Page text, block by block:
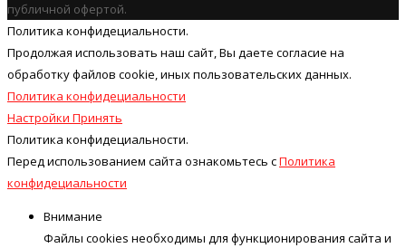
публичной офертой.
Политика конфидециальности.
Продолжая использовать наш cайт, Вы даете согласие на
обработку файлов cookie, иных пользовательских данных.
Политика конфидециальности
Настройки Принять
Политика конфидециальности.
Перед использованием сайта ознакомьтесь сПолитика
конфидециальности
Внимание
Файлы cookies необходимы для функционирования сайта и